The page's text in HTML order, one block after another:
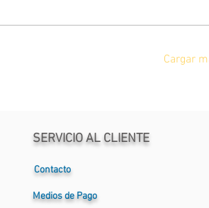
Cargar
SERVICIO AL CLIENTE
Contacto
Medios de Pago